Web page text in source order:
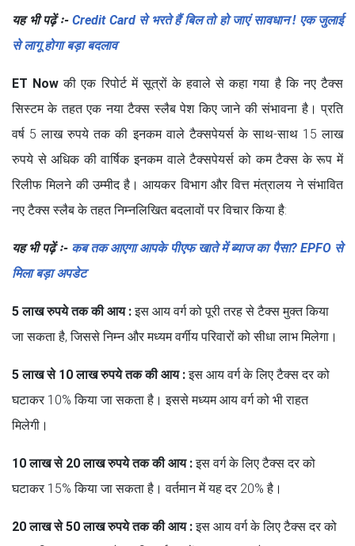
यह भी पढ़ें ः- Credit Card से भरते हैं बिल तो हो जाएं सावधान ! एक जुलाई
से लागू होगा बड़ा बदलाव
ET Now की एक रिपोर्ट में सूत्रों के हवाले से कहा गया है कि नए टैक्स
सिस्टम के तहत एक नया टैक्स स्लैब पेश किए जाने की संभावना है। प्रति
वर्ष 5 लाख रुपये तक की इनकम वाले टैक्सपेयर्स के साथ-साथ 15 लाख
रुपये से अधिक की वार्षिक इनकम वाले टैक्सपेयर्स को कम टैक्स के रूप में
रिलीफ मिलने की उम्मीद है। आयकर विभाग और वित्त मंत्रालय ने संभावित
नए टैक्स स्लैब के तहत निम्नलिखित बदलावों पर विचार किया है:
यह भी पढ़ें ः- कब तक आएगा आपके पीएफ खाते में ब्‍याज का पैसा? EPFO से
मिला बड़ा अपडेट
5 लाख रुपये तक की आय :इस आय वर्ग को पूरी तरह से टैक्स मुक्त किया
जा सकता है, जिससे निम्न और मध्यम वर्गीय परिवारों को सीधा लाभ मिलेगा।
5 लाख से 10 लाख रुपये तक की आय :इस आय वर्ग के लिए टैक्स दर को
घटाकर 10% किया जा सकता है। इससे मध्यम आय वर्ग को भी राहत
मिलेगी।
10 लाख से 20 लाख रुपये तक की आय :इस वर्ग के लिए टैक्स दर को
घटाकर 15% किया जा सकता है। वर्तमान में यह दर 20% है।
20 लाख से 50 लाख रुपये तक की आय :इस आय वर्ग के लिए टैक्स दर को